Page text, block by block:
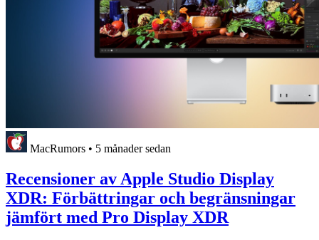
MacRumors • 5 månader sedan
Recensioner av Apple Studio Display
XDR: Förbättringar och begränsningar
jämfört med Pro Display XDR